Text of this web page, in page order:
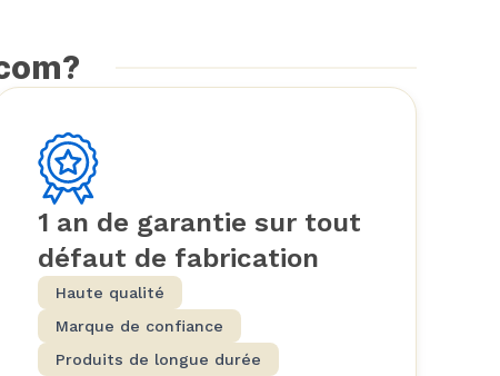
1 an de garantie sur tout
défaut de fabrication
Haute qualité
Marque de confiance
Produits de longue durée